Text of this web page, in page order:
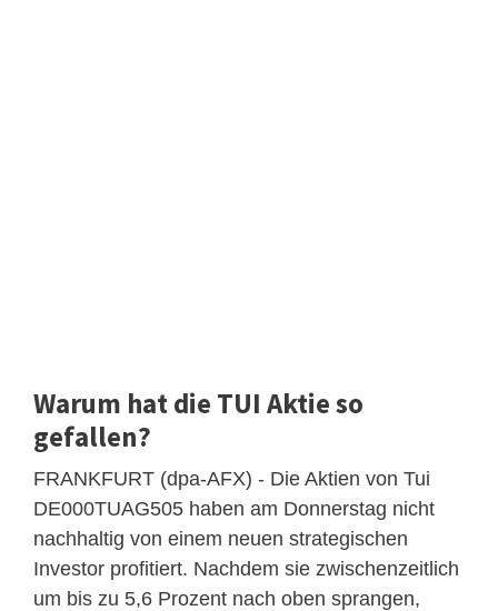
Warum hat die TUI Aktie so
gefallen?
FRANKFURT (dpa-AFX) - Die Aktien von Tui
DE000TUAG505 haben am Donnerstag nicht
nachhaltig von einem neuen strategischen
Investor profitiert. Nachdem sie zwischenzeitlich
um bis zu 5,6 Prozent nach oben sprangen,